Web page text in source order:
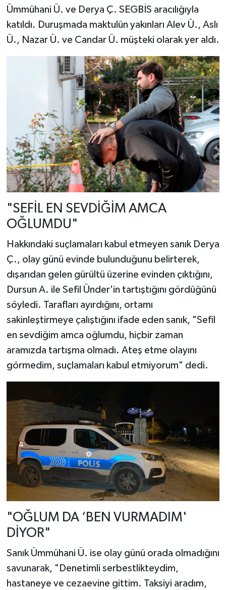
Ümmühani Ü. ve Derya Ç. SEGBİS aracılığıyla
katıldı. Duruşmada maktulün yakınları Alev Ü., Aslı
Ü., Nazar Ü. ve Candar Ü. müşteki olarak yer aldı.
"SEFİL EN SEVDİĞİM AMCA
OĞLUMDU"
Hakkındaki suçlamaları kabul etmeyen sanık Derya
Ç., olay günü evinde bulunduğunu belirterek,
dışarıdan gelen gürültü üzerine evinden çıktığını,
Dursun A. ile Sefil Ünder'in tartıştığını gördüğünü
söyledi. Tarafları ayırdığını, ortamı
sakinleştirmeye çalıştığını ifade eden sanık, "Sefil
en sevdiğim amca oğlumdu, hiçbir zaman
aramızda tartışma olmadı. Ateş etme olayını
görmedim, suçlamaları kabul etmiyorum" dedi.
"OĞLUM DA ‘BEN VURMADIM'
DİYOR"
Sanık Ümmühani Ü. ise olay günü orada olmadığını
savunarak, "Denetimli serbestlikteydim,
hastaneye ve cezaevine gittim. Taksiyi aradım,